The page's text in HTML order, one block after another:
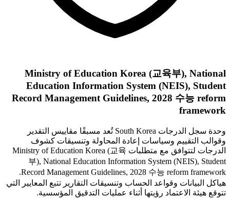
Ministry of Education Korea (교육부), National
Education Information System (NEIS), Student
Record Management Guidelines, 2028 수능 reform
framework
وحدة سجل الدرجات South Korea تُعد مسبقًا مقاييس التقدير
وقوالب التقييم وسياسات إعادة المحاولة وتنسيقات كشوف
الدرجات لتتوافق مع متطلبات Ministry of Education Korea (교육
부), National Education Information System (NEIS), Student
Record Management Guidelines, 2028 수능 reform framework.
هياكل البيانات وقواعد الحساب وتنسيقات التقارير تتبع المعايير التي
تتوقع هيئة الاعتماد رؤيتها أثناء عمليات التدقيق المؤسسية.